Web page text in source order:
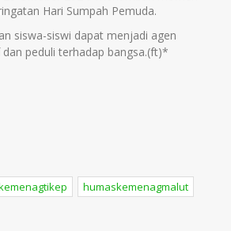
Hari Sumpah Pemuda.
siswa-siswi dapat menjadi agen
peduli terhadap bangsa.(ft)*
humaskemenagmalut